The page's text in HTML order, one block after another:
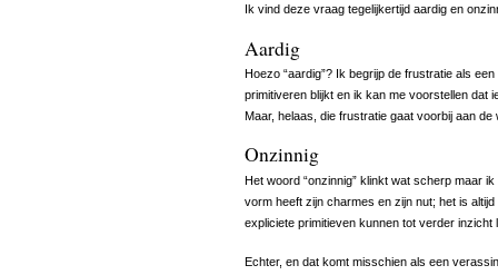
Ik vind deze vraag tegelijkertijd aardig en
Aardig
Hoezo “aardig”? Ik begrijp de frustratie als
primitiveren blijkt en ik kan me voorstellen dat
Maar, helaas, die frustratie gaat voorbij aan
Onzinnig
Het woord “onzinnig” klinkt wat scherp maar
vorm heeft zijn charmes en zijn nut; het is
expliciete primitieven kunnen tot verder inzicht
Echter, en dat komt misschien als een